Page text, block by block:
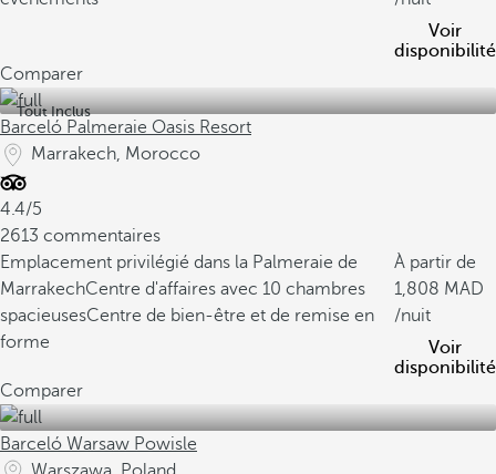
Voir
disponibilité
Comparer
Tout Inclus
Barceló Palmeraie Oasis Resort
Marrakech, Morocco
4.4/5
2613 commentaires
Emplacement privilégié dans la Palmeraie de
MarrakechCentre d'affaires avec 10 chambres
spacieusesCentre de bien-être et de remise en
forme
À partir de
1,808
/nuit
Voir
disponibilité
Comparer
Barceló Warsaw Powisle